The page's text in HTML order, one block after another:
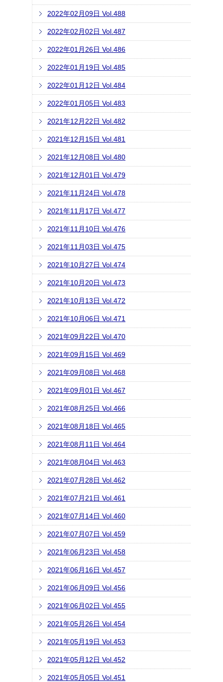
2022年02月09日 Vol.488
2022年02月02日 Vol.487
2022年01月26日 Vol.486
2022年01月19日 Vol.485
2022年01月12日 Vol.484
2022年01月05日 Vol.483
2021年12月22日 Vol.482
2021年12月15日 Vol.481
2021年12月08日 Vol.480
2021年12月01日 Vol.479
2021年11月24日 Vol.478
2021年11月17日 Vol.477
2021年11月10日 Vol.476
2021年11月03日 Vol.475
2021年10月27日 Vol.474
2021年10月20日 Vol.473
2021年10月13日 Vol.472
2021年10月06日 Vol.471
2021年09月22日 Vol.470
2021年09月15日 Vol.469
2021年09月08日 Vol.468
2021年09月01日 Vol.467
2021年08月25日 Vol.466
2021年08月18日 Vol.465
2021年08月11日 Vol.464
2021年08月04日 Vol.463
2021年07月28日 Vol.462
2021年07月21日 Vol.461
2021年07月14日 Vol.460
2021年07月07日 Vol.459
2021年06月23日 Vol.458
2021年06月16日 Vol.457
2021年06月09日 Vol.456
2021年06月02日 Vol.455
2021年05月26日 Vol.454
2021年05月19日 Vol.453
2021年05月12日 Vol.452
2021年05月05日 Vol.451